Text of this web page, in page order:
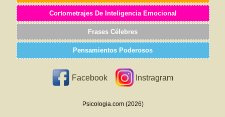
Cortometrajes De Inteligencia Emocional
Frases Célebres
Pensamientos Poderosos
Facebook Instragram
Psicologia.com (2026)